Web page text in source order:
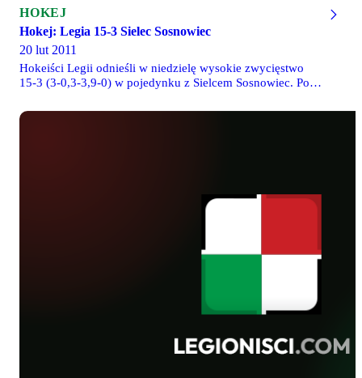
HOKEJ
Hokej: Legia 15-3 Sielec Sosnowiec
20 lut 2011
Hokeiści Legii odnieśli w niedzielę wysokie zwycięstwo
15-3 (3-0,3-3,9-0) w pojedynku z Sielcem Sosnowiec. Poza
kiedy zdekoncentrowani legioniści dali sobie wbić dwa